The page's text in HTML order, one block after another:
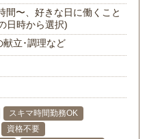
間〜、好きな日に働くこと
日時から選択)
献立･調理など
スキマ時間勤務OK
資格不要